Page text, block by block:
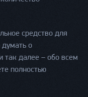
средство для
о
так далее – обо всем
полностью